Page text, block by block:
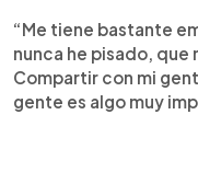
“Me tiene bastante
nunca he pisado, que
Compartir con mi
gente es algo muy